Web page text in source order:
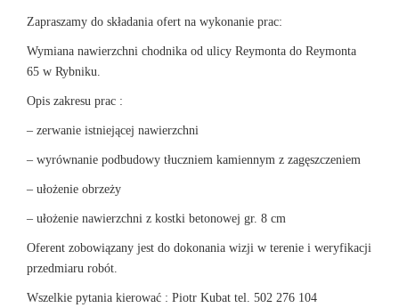
Zapraszamy do składania ofert na wykonanie prac:
Wymiana nawierzchni chodnika od ulicy Reymonta do Reymonta
65 w Rybniku.
Opis zakresu prac :
– zerwanie istniejącej nawierzchni
– wyrównanie podbudowy tłuczniem kamiennym z zagęszczeniem
– ułożenie obrzeży
– ułożenie nawierzchni z kostki betonowej gr. 8 cm
Oferent zobowiązany jest do dokonania wizji w terenie i weryfikacji
przedmiaru robót.
Wszelkie pytania kierować : Piotr Kubat tel. 502 276 104